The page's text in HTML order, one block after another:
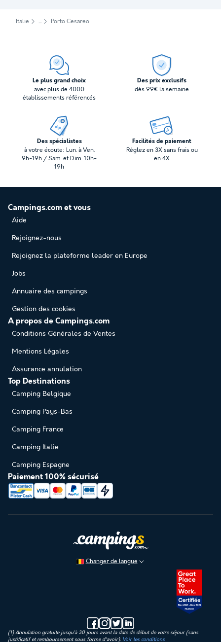
Italie Porto Cesareo
Le plus grand choix
avec plus de 4000
établissements référencés
Des prix exclusifs
dès 99€ la semaine
Des spécialistes
à votre écoute: Lun. à Ven.
9h-19h / Sam. et Dim. 10h-
19h
Facilités de paiement
Réglez en 3X sans frais ou
en 4X
Campings.com et vous
Aide
Rejoignez-nous
Rejoignez la plateforme leader en Europe
Jobs
Annuaire des campings
Gestion des cookies
A propos de Campings.com
Conditions Générales de Ventes
Mentions Légales
Assurance annulation
Top Destinations
Camping Belgique
Camping Pays-Bas
Camping France
Camping Italie
Camping Espagne
Paiement 100% sécurisé
Changer de langue
(1) Annulation gratuite jusqu’à 30 jours avant la date de début de votre séjour (sans
justificatif et remboursement sous forme d'avoir). Voir les conditions